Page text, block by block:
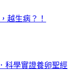
越生病？！
科學實證養卵聖經